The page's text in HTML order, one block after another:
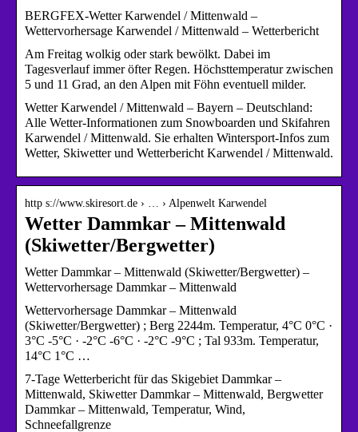
BERGFEX-Wetter Karwendel / Mittenwald –
Wettervorhersage Karwendel / Mittenwald – Wetterbericht
Am Freitag wolkig oder stark bewölkt. Dabei im
Tagesverlauf immer öfter Regen. Höchsttemperatur zwischen
5 und 11 Grad, an den Alpen mit Föhn eventuell milder.
Wetter Karwendel / Mittenwald – Bayern – Deutschland:
Alle Wetter-Informationen zum Snowboarden und Skifahren
Karwendel / Mittenwald. Sie erhalten Wintersport-Infos zum
Wetter, Skiwetter und Wetterbericht Karwendel / Mittenwald.
http s://www.skiresort.de › … › Alpenwelt Karwendel
Wetter Dammkar – Mittenwald
(Skiwetter/Bergwetter)
Wetter Dammkar – Mittenwald (Skiwetter/Bergwetter) –
Wettervorhersage Dammkar – Mittenwald
Wettervorhersage Dammkar – Mittenwald
(Skiwetter/Bergwetter) ; Berg 2244m. Temperatur, 4°C 0°C ·
3°C -5°C · -2°C -6°C · -2°C -9°C ; Tal 933m. Temperatur,
14°C 1°C …
7-Tage Wetterbericht für das Skigebiet Dammkar –
Mittenwald, Skiwetter Dammkar – Mittenwald, Bergwetter
Dammkar – Mittenwald, Temperatur, Wind,
Schneefallgrenze